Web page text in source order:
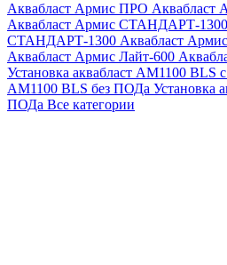
Аквабласт Армис ПРО
Аквабласт Армис СТАНДАРТ-1300
СТАНДАРТ-1300 Аквабласт
Аквабласт Армис Лайт-600
Установка аквабласт AM1100 BLS
AM1100 BLS без ПОДа Установка
ПОДа Все категории